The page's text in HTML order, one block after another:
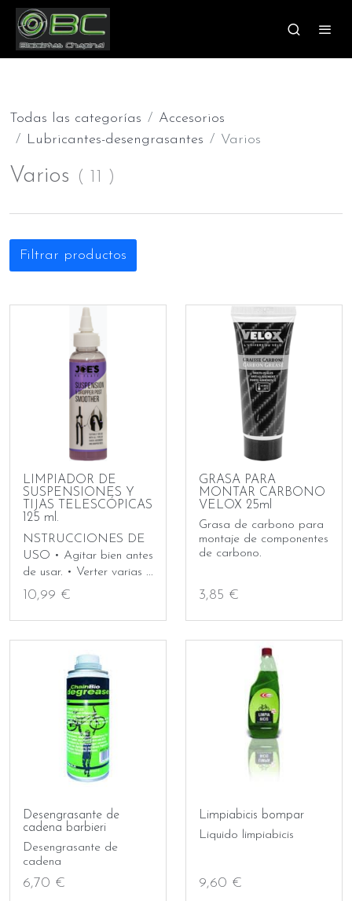
Todas las categorías
Accesorios
Lubricantes-desengrasantes
Varios
Varios ( 11 )
Filtrar productos
LIMPIADOR DE
SUSPENSIONES Y
TIJAS TELESCÓPICAS
125 ml.
NSTRUCCIONES DE
USO • Agitar bien antes
de usar. • Verter varias ...
10,99 €
GRASA PARA
MONTAR CARBONO
VELOX 25ml
Grasa de carbono para
montaje de componentes
de carbono.
3,85 €
Desengrasante de
cadena barbieri
Desengrasante de
cadena
6,70 €
Limpiabicis bompar
Liquido limpiabicis
9,60 €